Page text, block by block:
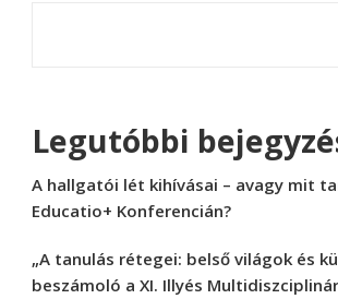
Legutóbbi
A hallgatói lét kihívásai – avagy mit
Educatio+ Konferencián?
„A tanulás rétegei: belső világok és
beszámoló a XI. Illyés